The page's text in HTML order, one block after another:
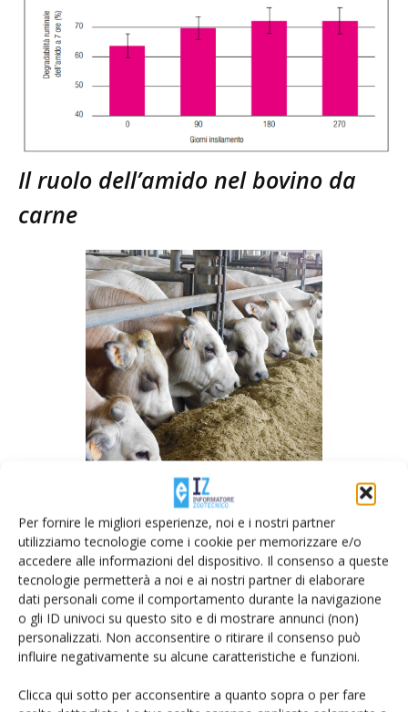
Per fornire le migliori esperienze, noi e i nostri partner
utilizziamo tecnologie come i cookie per memorizzare e/o
accedere alle informazioni del dispositivo. Il consenso a queste
tecnologie permetterà a noi e ai nostri partner di elaborare
dati personali come il comportamento durante la navigazione
o gli ID univoci su questo sito e di mostrare annunci (non)
personalizzati. Non acconsentire o ritirare il consenso può
influire negativamente su alcune caratteristiche e funzioni.
Clicca qui sotto per acconsentire a quanto sopra o per fare
Il ruolo dell’amido nel bovino da
carne
Bovini da carne in corsia di alimentazione
I fabbisogni energetici del vitellone da carne aumentano al
progredire della crescita, e diventano massimi durante la
fase di finissaggio. La ridotta capacità di ingestione di
questi animali impone la formulazione di razioni altamente
concentrate al fine di garantire elevate performances di